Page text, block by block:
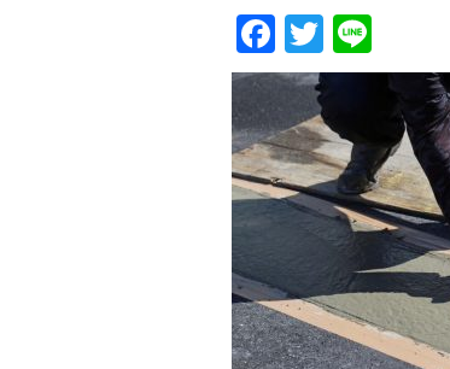
Facebook
Twitter